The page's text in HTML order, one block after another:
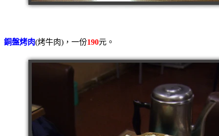
銅盤烤肉(烤牛肉)，一份190元。